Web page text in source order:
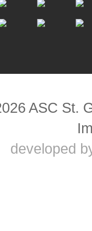
ASC St.
developed